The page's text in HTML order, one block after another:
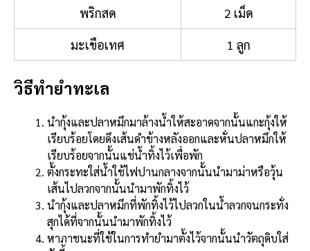
พริกสด
2 เม็ด
มะเขือเทศ
1 ลูก
วิธีทำยำทะเล
นำกุ้งและปลาหมึกมาล้างน้ำให้สะอาดจากนั้นแกะกุ้งให้
เรียบร้อยโดยดึงเส้นดำข้างหลังออกและหั่นปลาหมึกให้
เรียบร้อยจากนั้นแช่น้ำทิ้งไว้เพื่อพัก
ตั้งกระทะใส่น้ำใช้ไฟปานกลางจากนั้นนำมาม่าหรือวุ้น
เส้นไปลวกจากนั้นนำมาพักทิ้งไว้
นำกุ้งและปลาหมึกที่พักทิ้งไว้ไปลวกในน้ำลวกจนกระทั่ง
สุกได้ที่จากนั้นนำมาพักทิ้งไว้
หาภาชนะที่ใช้ในการทำยำมาตั้งไว้จากนั้นนำวัตถุดิบใส่